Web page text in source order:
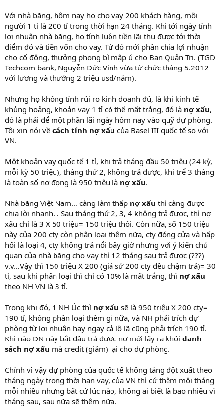
Với nhà băng, hôm nay họ cho vay 200 khách hàng, mỗi
người 1 tỉ là 200 tỉ trong thời hạn 24 tháng. Khi tới ngày tính
lợi nhuận nhà băng, họ tính luôn tiền lãi thu được tới thời
điểm đó và tiền vốn cho vay. Từ đó mới phân chia lợi nhuận
cho cổ đông, thưởng phong bì mập ú cho Ban Quản Trị. (TGD
Techcom bank, Nguyễn Đức Vinh vừa từ chức tháng 5.2012
với lương và thưởng 2 triệu usd/năm).
Nhưng họ không tính rủi ro kinh doanh đủ, là khi kinh tế
khủng hoảng, khoản vay 1 tỉ có thể mất trắng, đó là nợ xấu,
đó là phải để một phần lãi ngày hôm nay vào quỹ dự phòng.
Tôi xin nói về cách tính nợ xấu của Basel III quốc tế so với
VN.
Một khoản vay quốc tế 1 tỉ, khi trả tháng đầu 50 triệu (24 kỳ,
mỗi kỳ 50 triệu), tháng thứ 2, không trả được, khi trể 3 tháng
là toàn số nợ đọng là 950 triệu là nợ xấu.
Nhà băng Việt Nam… càng làm thấp nợ xấu thì càng được
chia lời nhanh… Sau tháng thứ 2, 3, 4 không trả được, thì nợ
xấu chỉ là 3 X 50 triệu= 150 triệu thôi. Còn nữa, số 150 triệu
này của 200 cty còn phân loại thêm nữa, cty đóng cửa và hấp
hối là loại 4, cty không trả nổi bây giờ nhưng với ý kiến chủ
quan của nhà băng cho vay thì 12 tháng sau trả được (???)
v.v…Vậy thì 150 triệu X 200 (giả sử 200 cty đều chậm trả)= 30
tỉ, sau khi phân loại thì chỉ có 10% là mất trắng, thì nợ xấu
theo NH VN là 3 tỉ.
Trong khi đó, 1 NH Úc thì nợ xấu sẽ là 950 triệu X 200 cty=
190 tỉ, không phân loại thêm gì nữa, và NH phải trích dự
phòng từ lợi nhuận hay ngay cả lỗ lã cũng phải trích 190 tỉ.
Khi nào DN này bắt đầu trả được nợ mới lấy ra khỏi danh
sách nợ xấu mà credit (giảm) lại cho dự phòng.
Chính vì vậy dự phòng của quốc tế không tăng đột xuất theo
tháng ngày trong thời hạn vay, của VN thì cứ thêm mỗi tháng
mỗi nhiều nhưng bất cứ lúc nào, không ai biết là bao nhiêu vì
tháng sau, sau nữa sẽ thêm nữa.